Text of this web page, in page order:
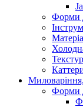
Форми
Форми